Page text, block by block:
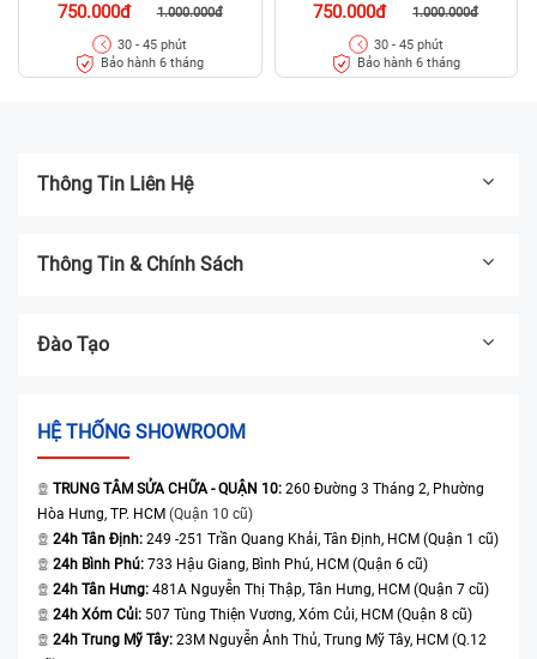
750.000đ 1.000.000đ
30 - 45 phút
Bảo hành 6 tháng
750.000đ 1.000.000đ
30 - 45 phút
Bảo hành 6 tháng
Thông Tin Liên Hệ
Thông Tin & Chính Sách
Đào Tạo
HỆ THỐNG SHOWROOM
TRUNG TÂM SỬA CHỮA - QUẬN 10: 260 Đường 3 Tháng 2, Phường
Hòa Hưng, TP. HCM (Quận 10 cũ)
24h Tân Định: 249 -251 Trần Quang Khải, Tân Định, HCM (Quận 1 cũ)
24h Bình Phú: 733 Hậu Giang, Bình Phú, HCM (Quận 6 cũ)
24h Tân Hưng: 481A Nguyễn Thị Thập, Tân Hưng, HCM (Quận 7 cũ)
24h Xóm Củi: 507 Tùng Thiện Vương, Xóm Củi, HCM (Quận 8 cũ)
24h Trung Mỹ Tây: 23M Nguyễn Ảnh Thủ, Trung Mỹ Tây, HCM (Q.12